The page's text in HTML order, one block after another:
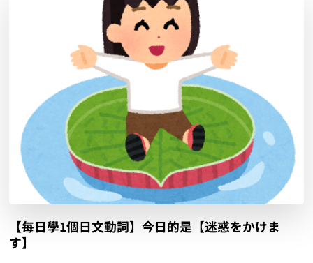
【每日學1個日文動詞】今日的是【迷惑をかけま
す】